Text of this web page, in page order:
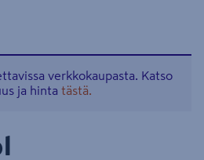
verkkokaupasta. Katso
ja hinta tästä.